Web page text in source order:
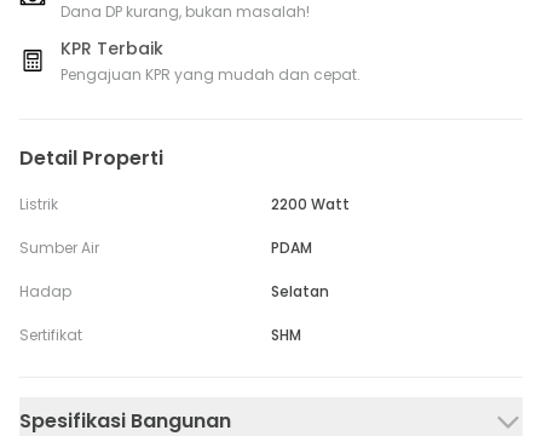
Dana DP kurang, bukan masalah!
KPR Terbaik
Pengajuan KPR yang mudah dan cepat.
Detail Properti
Listrik 2200 Watt
Sumber Air PDAM
Hadap Selatan
Sertifikat SHM
Spesifikasi Bangunan